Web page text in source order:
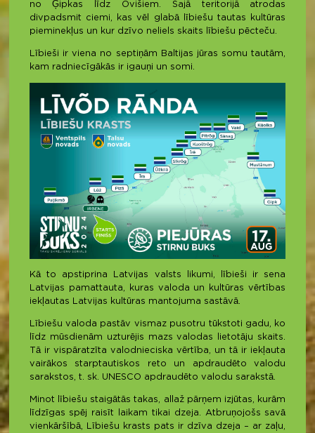
no Ģipkas līdz Ovišiem. Šajā teritorijā atrodas
divpadsmit ciemi, kas vēl glabā lībiešu tautas kultūras
pieminekļus un kur dzīvo neliels skaits lībiešu pēcteču.
Lībieši ir viena no septiņām Baltijas jūras somu tautām,
kam radniecīgākās ir igauņi un somi.
Kā to apstiprina Latvijas valsts likumi, lībieši ir sena
Latvijas pamattauta, kuras valoda un kultūras vērtības
iekļautas Latvijas kultūras mantojuma sastāvā.
Lībiešu valoda pastāv vismaz pusotru tūkstoti gadu, ko
līdz mūsdienām uzturējis mazs valodas lietotāju skaits.
Tā ir vispāratzīta valodnieciska vērtība, un tā ir iekļauta
vairākos starptautiskos reto un apdraudēto valodu
sarakstos, t. sk. UNESCO apdraudēto valodu sarakstā.
Minot lībiešu staigātās takas, allaž pārņem izjūtas, kurām
līdzīgas spēj raisīt laikam tikai dzeja. Atbruņojošs savā
vienkāršībā, Lībiešu krasts pats ir dzīva dzeja – ar zaļu,